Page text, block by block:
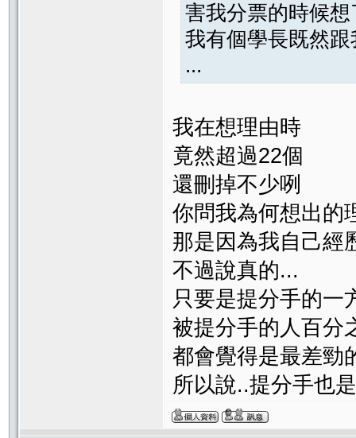
害我分票的時候
我有個學長既然跟
...
我在想理由時
竟然超過22個
還刪掉不少咧
你問我為何想出的
那是因為我自己經
不過說真的...
只要是提分手的一
被提分手的人百分
都會覺得是最差勁
所以說..提分手也